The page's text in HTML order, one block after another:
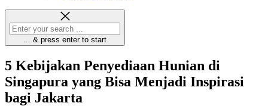
... & press enter to start
5 Kebijakan Penyediaan Hunian di
Singapura yang Bisa Menjadi Inspirasi
bagi Jakarta